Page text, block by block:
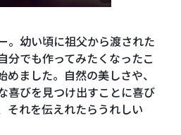
。幼い頃に祖父から渡された
分でも作ってみたくなったこ
めました。自然の美しさや、
喜びを見つけ出すことに喜び
それを伝えれたらうれしい